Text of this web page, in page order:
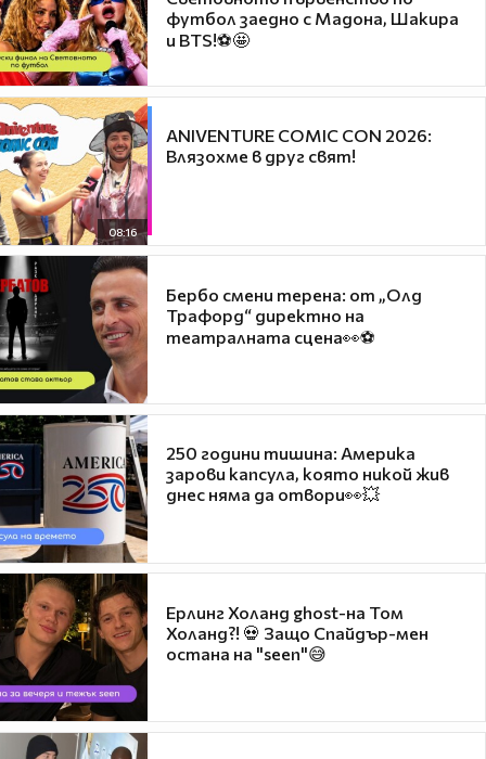
футбол заедно с Мадона, Шакира
и BTS!⚽🤩
08:16
ANIVENTURE COMIC CON 2026:
Влязохме в друг свят!
Бербо смени терена: от „Олд
Трафорд“ директно на
театралната сцена👀⚽
250 години тишина: Америка
зарови капсула, която никой жив
днес няма да отвори👀💥
Ерлинг Холанд ghost-на Том
Холанд?! 💀 Защо Спайдър-мен
остана на "seen"😅